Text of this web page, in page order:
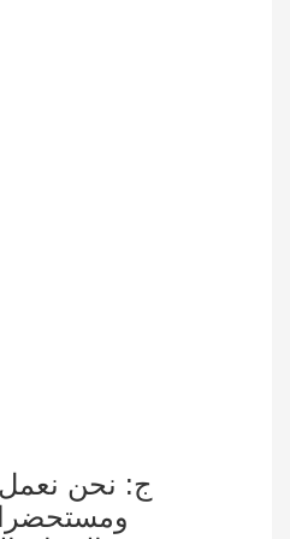
ج: نحن نعمل